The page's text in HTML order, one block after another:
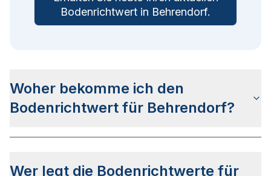
Bodenrichtwert in Behrendorf.
Woher bekomme ich den
Bodenrichtwert für Behrendorf?
Stadtteilseiten. Alternativ können Sie bei BORIS
Wer legt die Bodenrichtwerte für